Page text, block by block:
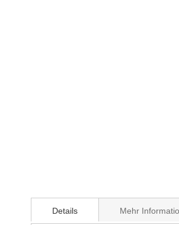
Details Mehr